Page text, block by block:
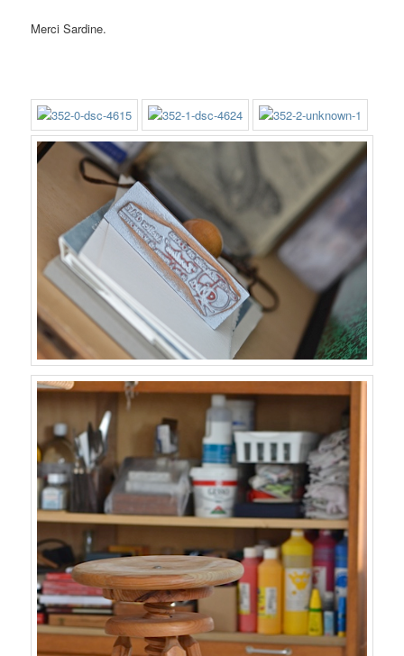
Merci Sardine.